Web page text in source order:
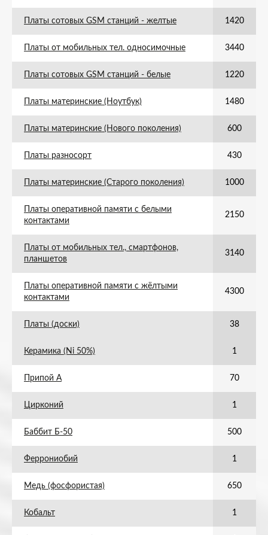
Платы сотовых GSM станций - желтые 1420
Платы от мобильных тел. односимочные 3440
Платы сотовых GSM станций - белые 1220
Платы материнские (Ноутбук) 1480
Платы материнские (Нового поколения) 600
Платы разносорт 430
Платы материнские (Старого поколения) 1000
Платы оперативной памяти с белыми
контактами
2150
Платы от мобильных тел., смартфонов,
планшетов
3140
Платы оперативной памяти с жёлтыми
контактами
4300
Платы (доски) 38
Керамика (Ni 50%) 1
Припой А 70
Цирконий 1
Баббит Б-50 500
Феррониобий 1
Медь (фосфористая) 650
Кобальт 1